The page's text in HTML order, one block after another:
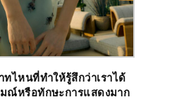
ทไหนที่ทำให้รู้สึกว่าเราได้
มณ์หรือทักษะการแสดงมาก